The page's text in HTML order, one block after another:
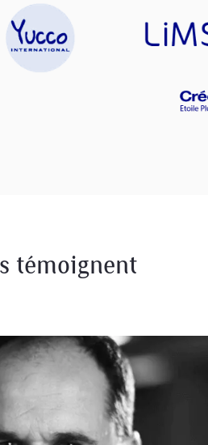
témoignent